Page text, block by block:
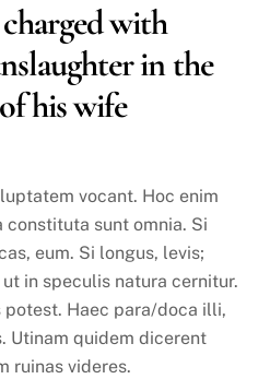
with
in the
his wife
vocant. Hoc enim
sunt omnia. Si
eum. Si longus, levis;
in speculis natura cernitur.
potest. Haec para/doca illi,
Utinam quidem dicerent
ruinas videres.